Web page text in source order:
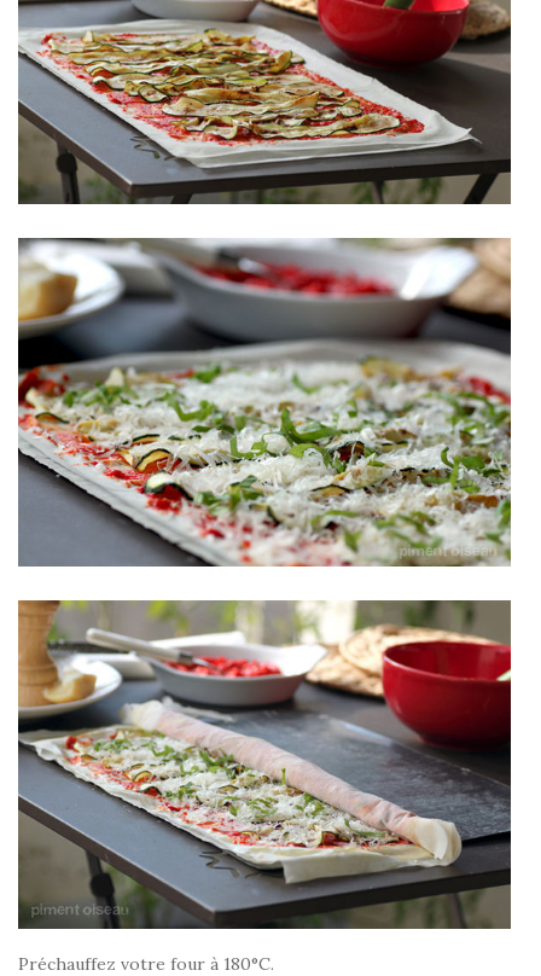
Préchauffez votre four à 180°C.